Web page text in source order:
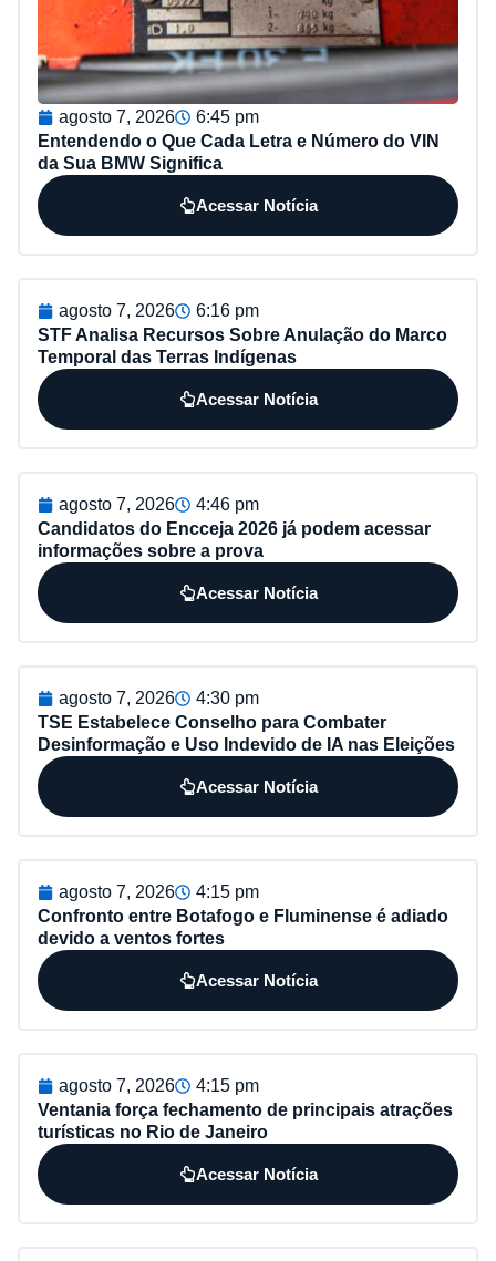
agosto 7, 2026
6:45 pm
Entendendo o Que Cada Letra e Número do VIN
da Sua BMW Significa
Acessar Notícia
agosto 7, 2026
6:16 pm
STF Analisa Recursos Sobre Anulação do Marco
Temporal das Terras Indígenas
Acessar Notícia
agosto 7, 2026
4:46 pm
Candidatos do Encceja 2026 já podem acessar
informações sobre a prova
Acessar Notícia
agosto 7, 2026
4:30 pm
TSE Estabelece Conselho para Combater
Desinformação e Uso Indevido de IA nas Eleições
Acessar Notícia
agosto 7, 2026
4:15 pm
Confronto entre Botafogo e Fluminense é adiado
devido a ventos fortes
Acessar Notícia
agosto 7, 2026
4:15 pm
Ventania força fechamento de principais atrações
turísticas no Rio de Janeiro
Acessar Notícia